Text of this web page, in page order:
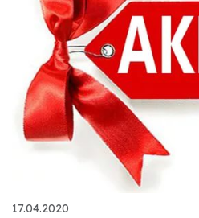
17.04.2020